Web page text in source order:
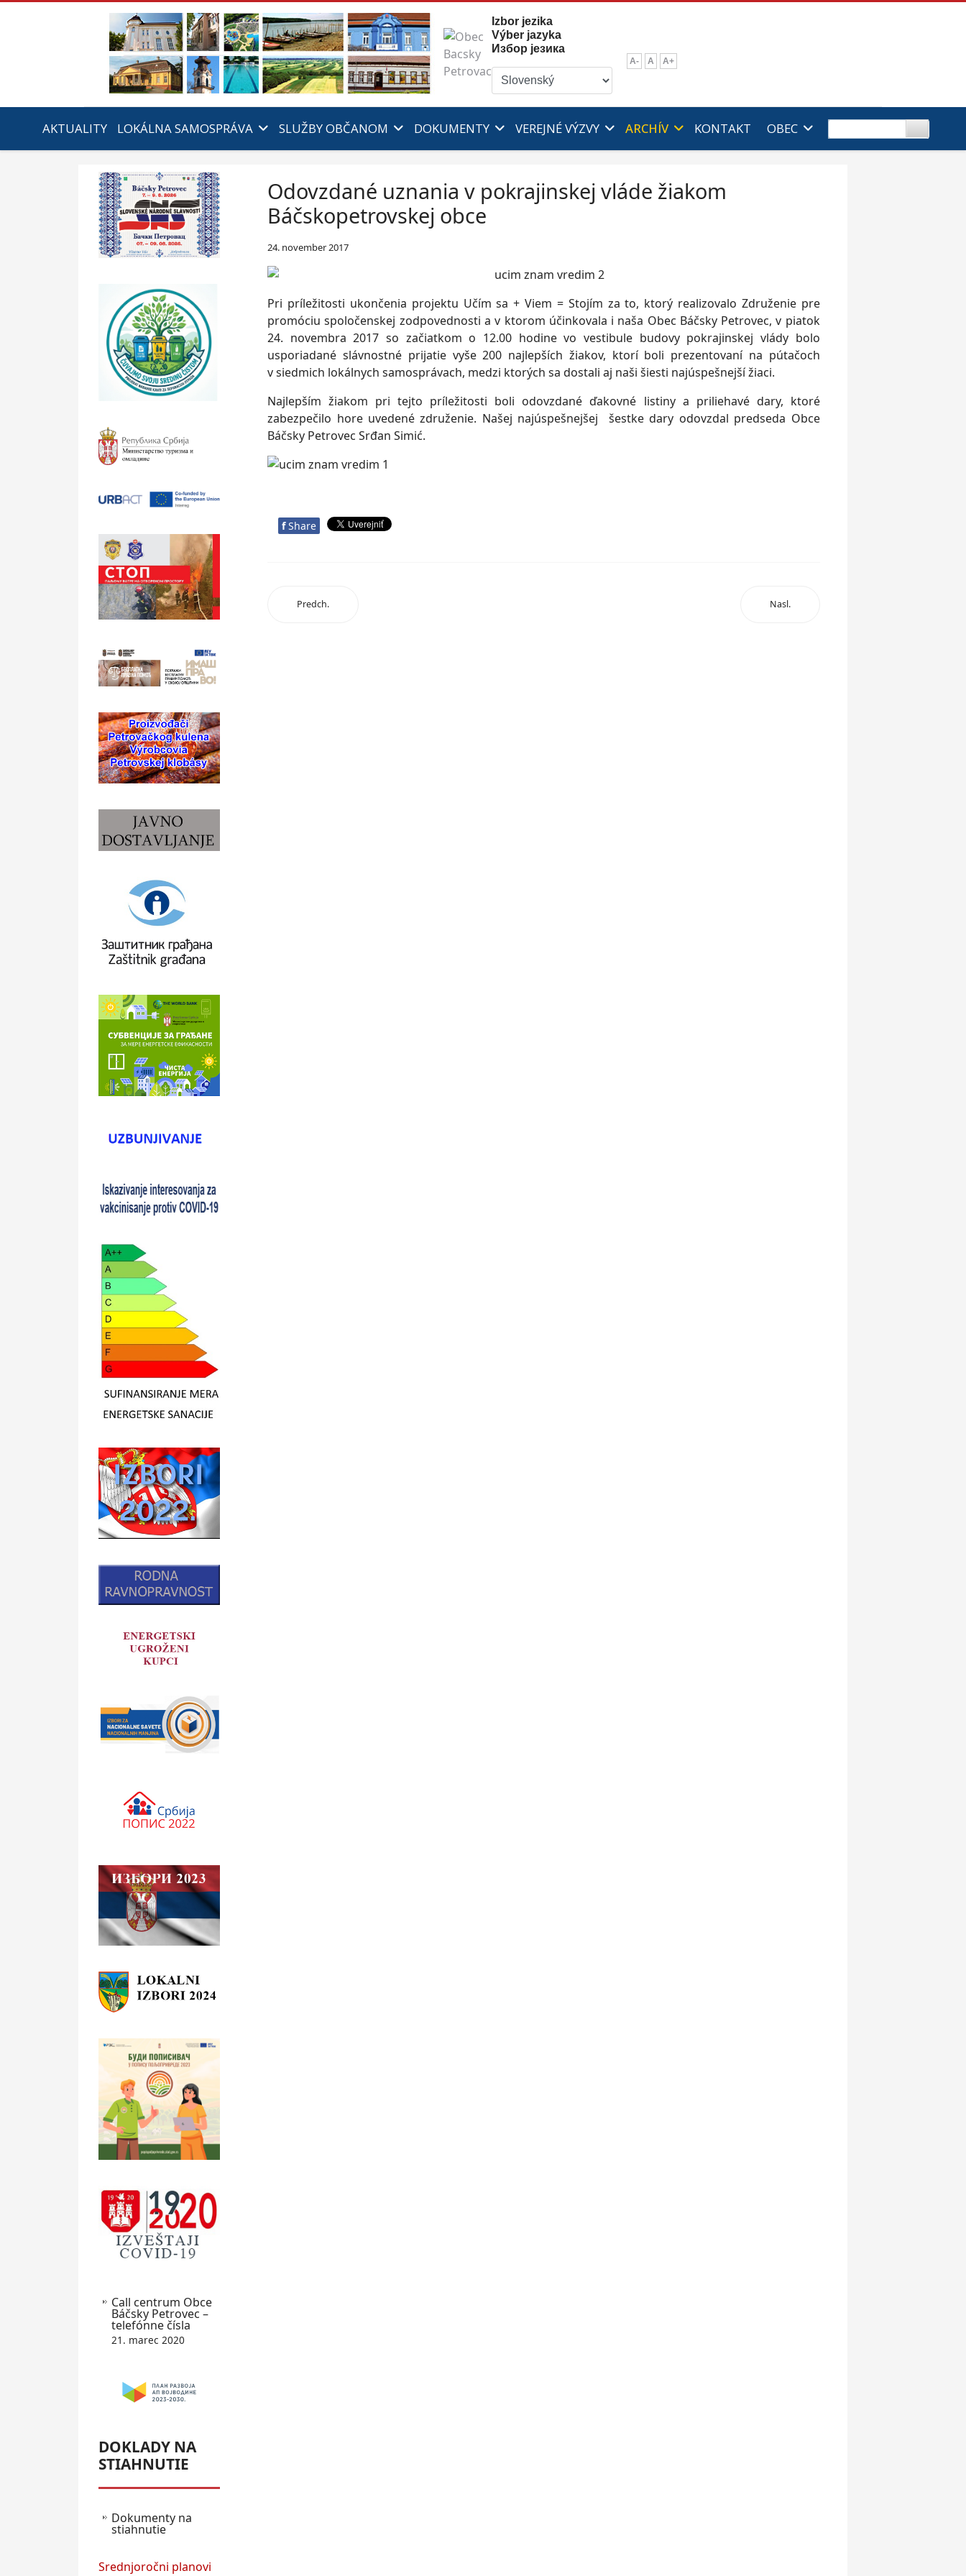
Izbor jezika
Výber jazyka
Избор језика
A- A A+
AKTUALITY LOKÁLNA SAMOSPRÁVA SLUŽBY OBČANOM DOKUMENTY VEREJNÉ VÝZVY ARCHÍV KONTAKT OBEC
Call centrum Obce
Báčsky Petrovec –
telefónne čísla
21. marec 2020
DOKLADY NA
STIAHNUTIE
Dokumenty na
stiahnutie
Srednjoročni planovi
Odovzdané uznania v pokrajinskej vláde žiakom
Báčskopetrovskej obce
24. november 2017
Pri príležitosti ukončenia projektu Učím sa + Viem = Stojím za to, ktorý realizovalo Združenie pre
promóciu spoločenskej zodpovednosti a v ktorom účinkovala i naša Obec Báčsky Petrovec, v piatok
24. novembra 2017 so začiatkom o 12.00 hodine vo vestibule budovy pokrajinskej vlády bolo
usporiadané slávnostné prijatie vyše 200 najlepších žiakov, ktorí boli prezentovaní na pútačoch
v siedmich lokálnych samosprávach, medzi ktorých sa dostali aj naši šiesti najúspešnejší žiaci.
Najlepším žiakom pri tejto príležitosti boli odovzdané ďakovné listiny a priliehavé dary, ktoré
zabezpečilo hore uvedené združenie. Našej najúspešnejšej šestke dary odovzdal predseda Obce
Báčsky Petrovec Srđan Simić.
f Share
Predch. Nasl.